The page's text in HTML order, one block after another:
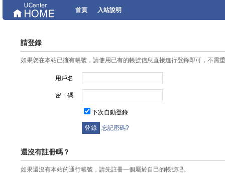
首頁 入站說明
請登錄
如果您在本站已擁有帳號，請使用已有的帳號信息直接進行登錄即可，不需
用戶名
密 碼
下次自動登錄
忘記密碼?
還沒有註冊嗎？
如果還沒有本站的通行帳號，請先註冊一個屬於自己的帳號吧。